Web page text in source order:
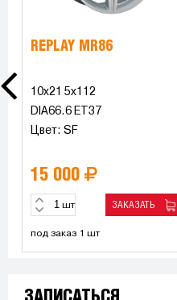
REPLAY MR86
10x21 5x112
DIA66.6 ET37
Цвет: SF
15 000
шт ЗАКАЗАТЬ
под заказ 1 шт